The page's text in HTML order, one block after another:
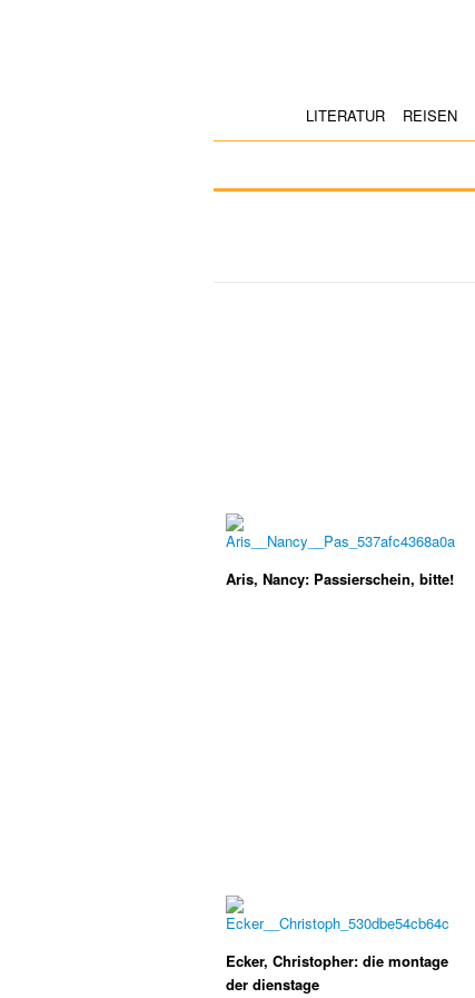
LITERATUR REISEN
Aris, Nancy: Passierschein, bitte!
Ecker, Christopher: die montage
der dienstage